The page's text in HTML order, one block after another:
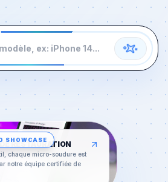
ex: iPhone 14...
SHOWCASE
DE RESTAURATION
chaque micro-soudure est
notre équipe certifiée de